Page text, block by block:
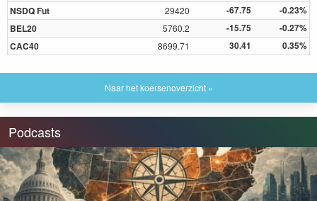
NSDQ Fut
29420 -67.75
-0.23%
BEL20
5760.2 -15.75
-0.27%
CAC40
8699.71 30.41 0.35%
Naar het koersenoverzicht »
Podcasts